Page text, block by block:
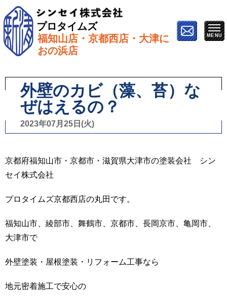
プロタイムズ
福知山店・京都西店・大津に
おの浜店
ホーム»スタッフブログ»外壁のカビ（藻、苔）なぜ
はえるの？
外壁のカビ（藻、苔）な
ぜはえるの？
2023年07月25日(火)
京都府福知山市・京都市・滋賀県大津市の塗装会社 シン
セイ株式会社
プロタイムズ京都西店の丸田です。
福知山市、綾部市、舞鶴市、京都市、長岡京市、亀岡市、
大津市で
外壁塗装・屋根塗装・リフォーム工事なら
地元密着施工で安心の